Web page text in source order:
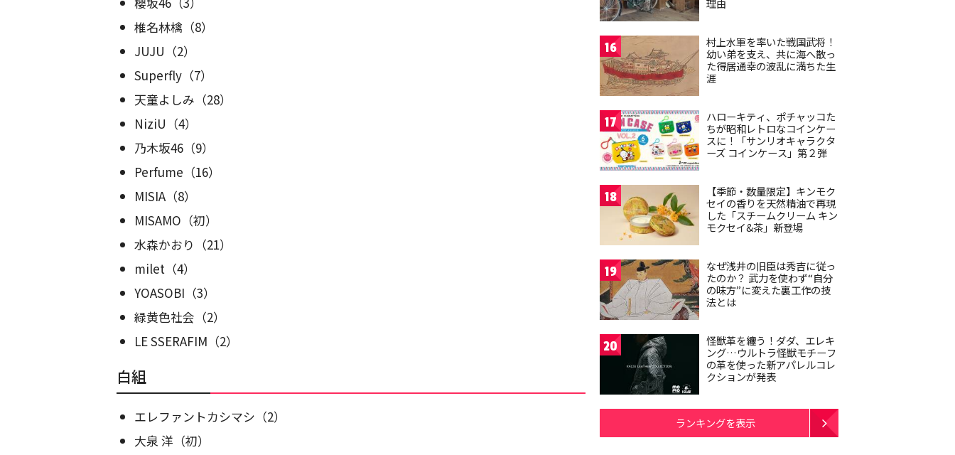
椎名林檎（8）
JUJU（2）
Superfly（7）
天童よしみ（28）
NiziU（4）
乃木坂46（9）
Perfume（16）
MISIA（8）
MISAMO（初）
水森かおり（21）
milet（4）
YOASOBI（3）
緑黄色社会（2）
LE SSERAFIM（2）
白組
エレファントカシマシ（2）
大泉 洋（初）
理由
16
村上水軍を率いた戦国武将！
幼い弟を支え、共に海へ散っ
た得居通幸の波乱に満ちた生
涯
17
ハローキティ、ポチャッコた
ちが昭和レトロなコインケー
スに！「サンリオキャラクタ
ーズ コインケース」第２弾
18
【季節・数量限定】キンモク
セイの香りを天然精油で再現
した「スチームクリーム キン
モクセイ&茶」新登場
19
なぜ浅井の旧臣は秀吉に従っ
たのか？ 武力を使わず“自分
の味方”に変えた裏工作の技
法とは
20
怪獣革を纏う！ダダ、エレキ
ング…ウルトラ怪獣モチーフ
の革を使った新アパレルコレ
クションが発表
ランキングを表示